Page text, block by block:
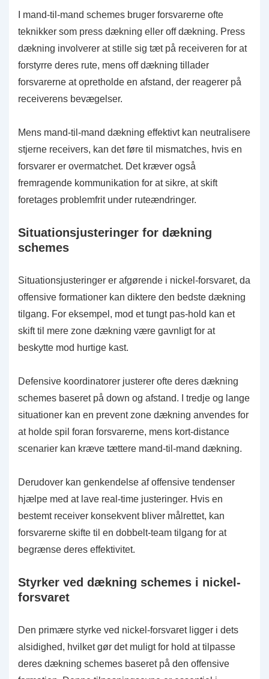
I mand-til-mand schemes bruger forsvarerne ofte
teknikker som press dækning eller off dækning. Press
dækning involverer at stille sig tæt på receiveren for at
forstyrre deres rute, mens off dækning tillader
forsvarerne at opretholde en afstand, der reagerer på
receiverens bevægelser.
Mens mand-til-mand dækning effektivt kan neutralisere
stjerne receivers, kan det føre til mismatches, hvis en
forsvarer er overmatchet. Det kræver også
fremragende kommunikation for at sikre, at skift
foretages problemfrit under ruteændringer.
Situationsjusteringer for dækning
schemes
Situationsjusteringer er afgørende i nickel-forsvaret, da
offensive formationer kan diktere den bedste dækning
tilgang. For eksempel, mod et tungt pas-hold kan et
skift til mere zone dækning være gavnligt for at
beskytte mod hurtige kast.
Defensive koordinatorer justerer ofte deres dækning
schemes baseret på down og afstand. I tredje og lange
situationer kan en prevent zone dækning anvendes for
at holde spil foran forsvarerne, mens kort-distance
scenarier kan kræve tættere mand-til-mand dækning.
Derudover kan genkendelse af offensive tendenser
hjælpe med at lave real-time justeringer. Hvis en
bestemt receiver konsekvent bliver målrettet, kan
forsvarerne skifte til en dobbelt-team tilgang for at
begrænse deres effektivitet.
Styrker ved dækning schemes i nickel-
forsvaret
Den primære styrke ved nickel-forsvaret ligger i dets
alsidighed, hvilket gør det muligt for hold at tilpasse
deres dækning schemes baseret på den offensive